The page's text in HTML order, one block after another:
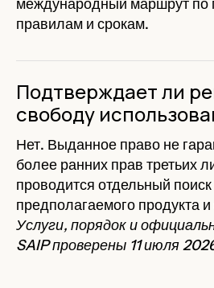
международный маршрут
правилам и срокам.
Подтверждает ли
свободу
Нет. Выданное право не
более ранних прав третьих
проводится отдельный
предполагаемого продукта
Услуги, порядок и
SAIP проверены 11 июля